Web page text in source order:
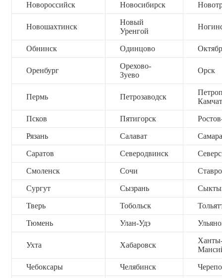
Новороссийск Новосибирск
Новошахтинск
Новый
Уренгой
Обнинск Одинцово
Оренбург
Орехово-
Зуево
Орск
Пермь Петрозаводск
Псков Пятигорск
Рязань Салават Самара
Саратов Северодвинск
Смоленск Сочи
Сургут Сызрань
Тверь Тобольск
Тюмень Улан-Удэ
Ухта Хабаровск
Чебоксары Челябинск